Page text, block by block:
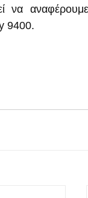
να
9400.